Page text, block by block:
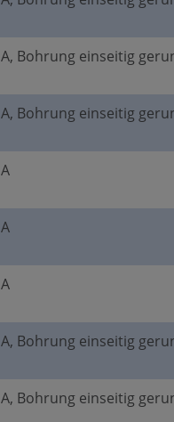
A, Bohrung einseitig
A, Bohrung einseitig
A
A
A
A, Bohrung einseitig
A, Bohrung einseitig